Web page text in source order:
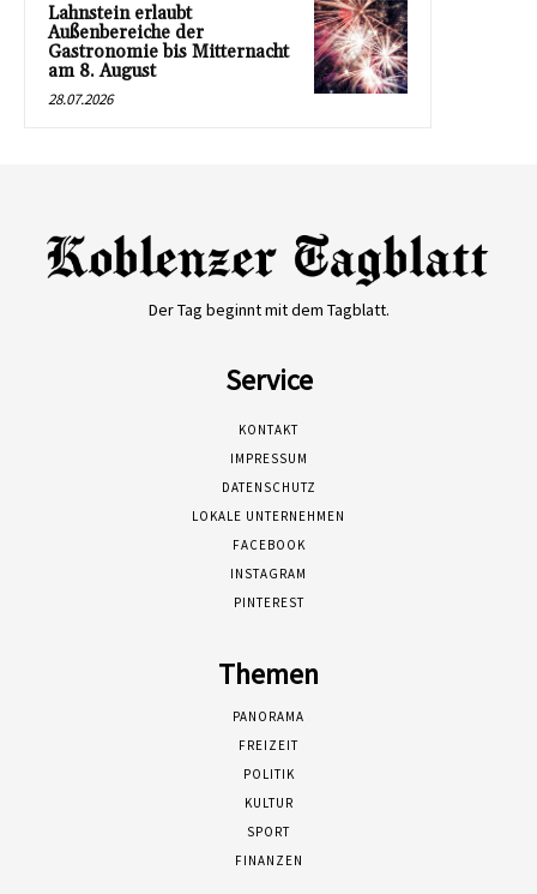
Lahnstein erlaubt
Außenbereiche der
Gastronomie bis Mitternacht
am 8. August
28.07.2026
Der Tag beginnt mit dem Tagblatt.
Service
KONTAKT
IMPRESSUM
DATENSCHUTZ
LOKALE UNTERNEHMEN
FACEBOOK
INSTAGRAM
PINTEREST
Themen
PANORAMA
FREIZEIT
POLITIK
KULTUR
SPORT
FINANZEN